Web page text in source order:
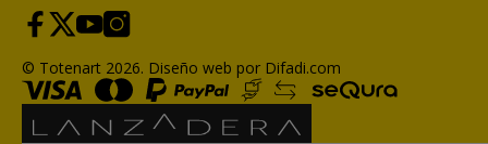
© Totenart 2026. Diseño web por Difadi.com